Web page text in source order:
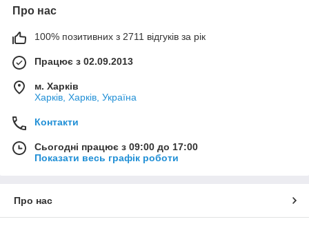
Про нас
100% позитивних з 2711 відгуків за рік
Працює з 02.09.2013
м. Харків
Харків, Харків, Україна
Контакти
Сьогодні працює з 09:00 до 17:00
Показати весь графік роботи
Про нас